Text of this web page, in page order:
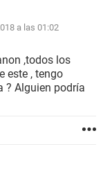
a las 01:02
,todos los
este , tengo
? Alguien podría